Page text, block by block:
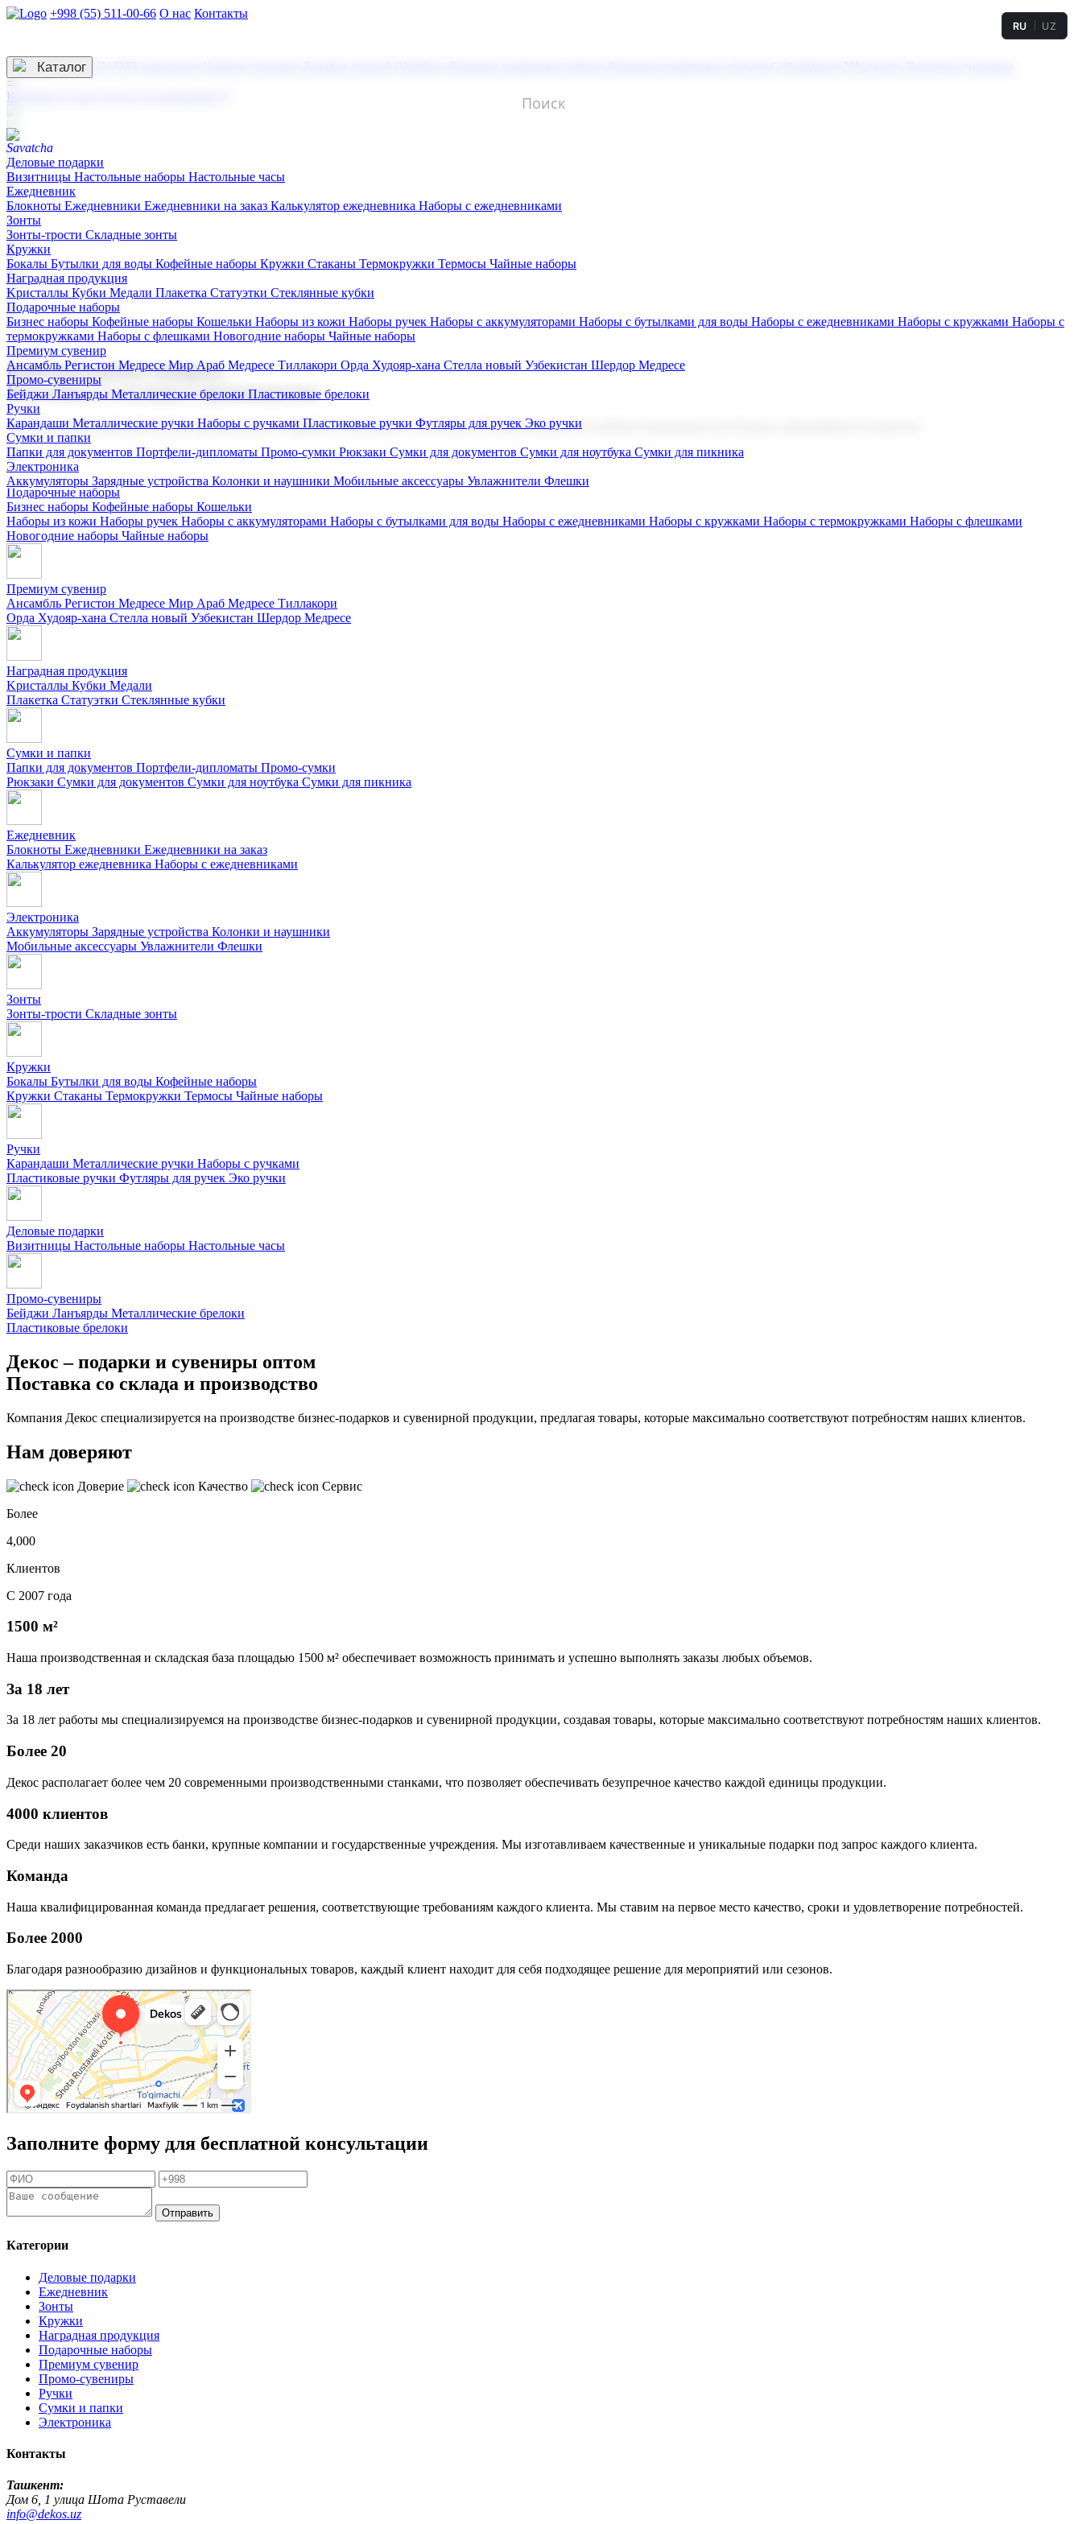
+998 (55) 511-00-66 О нас Контакты
3D гравировка
RU UZ
☰
Контакты
Каталог
Деловые подарки
Визитницы Настольные наборы Настольные часы
Ежедневник
Блокноты Ежедневники Ежедневники на заказ Калькулятор ежедневника Наборы с ежедневниками
Зонты
Зонты-трости Складные зонты
Кружки
Бокалы Бутылки для воды Кофейные наборы Кружки Стаканы Термокружки Термосы Чайные наборы
Наградная продукция
Kристаллы Кубки Медали Плакетка Статуэтки Стеклянные кубки
Подарочные наборы
Бизнес наборы Кофейные наборы Кошельки Наборы из кожи Наборы ручек Наборы с аккумуляторами Наборы с бутылками для воды Наборы с ежедневниками Наборы с кружками Наборы с
термокружками Наборы с флешками Новогодние наборы Чайные наборы
Премиум сувенир
Ансамбль Регистон Медресе Мир Араб Медресе Тиллакори Орда Худояр-хана Стелла новый Узбекистан Шердор Медресе
Промо-сувениры
Бейджи Ланъярды Металлические брелоки Пластиковые брелоки
Ручки
Карандаши Металлические ручки Наборы с ручками Пластиковые ручки Футляры для ручек Эко ручки
Сумки и папки
Папки для документов Портфели-дипломаты Промо-сумки Рюкзаки Сумки для документов Сумки для ноутбука Сумки для пикника
Электроника
Аккумуляторы Зарядные устройства Колонки и наушники Мобильные аксессуары Увлажнители Флешки
Корпоративные подарки
Поставка со склада и производство
Мы предлагаем широкий выбор корпоративных подарков и сувениров с логотипом. В нашем каталоге вы найдете продукцию для бизнеса, мероприятия и клиентов.
Подарочные наборы
Бизнес наборы Кофейные наборы Кошельки
Наборы из кожи Наборы ручек Наборы с аккумуляторами Наборы с бутылками для воды Наборы с ежедневниками Наборы с кружками Наборы с термокружками Наборы с флешками
Новогодние наборы Чайные наборы
Премиум сувенир
Ансамбль Регистон Медресе Мир Араб Медресе Тиллакори
Орда Худояр-хана Стелла новый Узбекистан Шердор Медресе
Наградная продукция
Kристаллы Кубки Медали
Плакетка Статуэтки Стеклянные кубки
Сумки и папки
Папки для документов Портфели-дипломаты Промо-сумки
Рюкзаки Сумки для документов Сумки для ноутбука Сумки для пикника
Ежедневник
Блокноты Ежедневники Ежедневники на заказ
Калькулятор ежедневника Наборы с ежедневниками
Электроника
Аккумуляторы Зарядные устройства Колонки и наушники
Мобильные аксессуары Увлажнители Флешки
Зонты
Зонты-трости Складные зонты
Кружки
Бокалы Бутылки для воды Кофейные наборы
Кружки Стаканы Термокружки Термосы Чайные наборы
Ручки
Карандаши Металлические ручки Наборы с ручками
Пластиковые ручки Футляры для ручек Эко ручки
Деловые подарки
Визитницы Настольные наборы Настольные часы
Промо-сувениры
Бейджи Ланъярды Металлические брелоки
Пластиковые брелоки
Декос – подарки и сувениры оптом
Поставка со склада и производство
Компания Декос специализируется на производстве бизнес-подарков и сувенирной продукции, предлагая товары, которые максимально соответствуют потребностям наших клиентов.
Нам доверяют
Доверие Качество
Сервис
Более
4,000
Клиентов
С 2007 года
1500 м²
Наша производственная и складская база площадью 1500 м² обеспечивает возможность принимать и успешно выполнять заказы любых объемов.
За 18 лет
За 18 лет работы мы специализируемся на производстве бизнес-подарков и сувенирной продукции, создавая товары, которые максимально соответствуют потребностям наших клиентов.
Более 20
Декос располагает более чем 20 современными производственными станками, что позволяет обеспечивать безупречное качество каждой единицы продукции.
4000 клиентов
Среди наших заказчиков есть банки, крупные компании и государственные учреждения. Мы изготавливаем качественные и уникальные подарки под запрос каждого клиента.
Команда
Наша квалифицированная команда предлагает решения, соответствующие требованиям каждого клиента. Мы ставим на первое место качество, сроки и удовлетворение потребностей.
Более 2000
Благодаря разнообразию дизайнов и функциональных товаров, каждый клиент находит для себя подходящее решение для мероприятий или сезонов.
Заполните форму для бесплатной консультации
Отправить
Категории
Деловые подарки
Ежедневник
Зонты
Кружки
Наградная продукция
Подарочные наборы
Премиум сувенир
Промо-сувениры
Ручки
Сумки и папки
Электроника
Контакты
Ташкент:
Дом 6, 1 улица Шота Руставели
info@dekos.uz